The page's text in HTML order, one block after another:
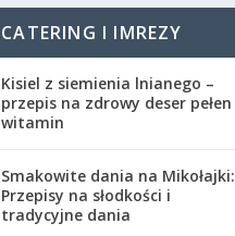
CATERING I IMREZY
Kisiel z siemienia lnianego –
przepis na zdrowy deser pełen
witamin
Smakowite dania na Mikołajki:
Przepisy na słodkości i
tradycyjne dania